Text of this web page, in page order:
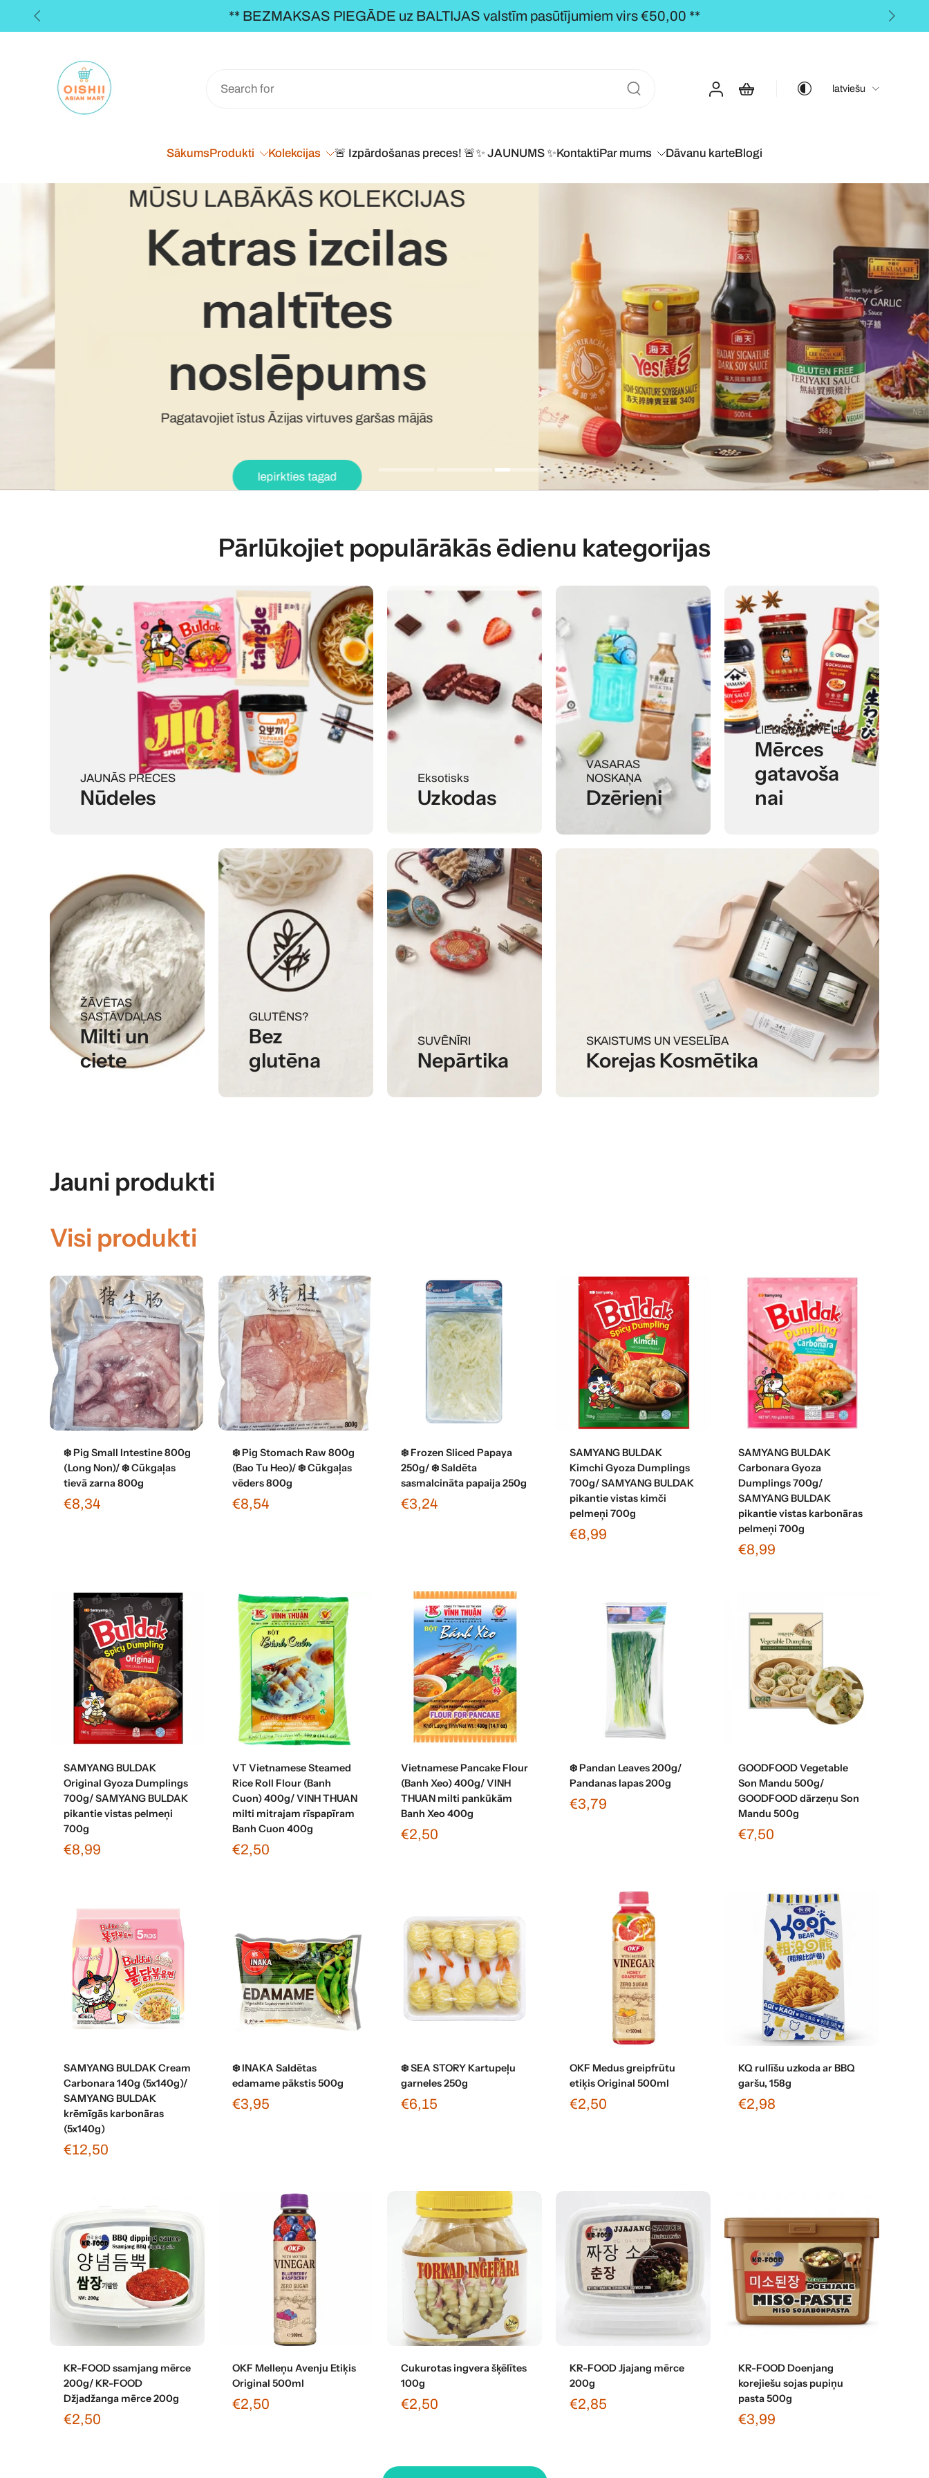
Pāriet
uz
** BEZMAKSAS PIEGĀDE uz BALTIJAS valstīm pasūtījumiem virs €50,00 **
latviešu
SākumsProdukti Kolekcijas 🚨 Izpārdošanas preces! 🚨✨ JAUNUMS ✨KontaktiPar mums Dāvanu karteBlogi
Iepērcieties saviem mīļākajiem
MŪSU LABĀKĀS KOLEKCIJAS
Katras izcilas
maltītes
noslēpums
Pagatavojiet īstus Āzijas virtuves garšas mājās
Iepirkties tagad
Pārlūkojiet populārākās ēdienu kategorijas
JAUNĀS PRECES
Nūdeles
Eksotisks
Uzkodas
VASARAS
NOSKAŅA
Dzērieni
LIELISKA IZVĒLE
Mērces
gatavoša
nai
ŽĀVĒTAS
SASTĀVDAĻAS
Milti un
ciete
GLUTĒNS?
Bez
glutēna
SUVĒNĪRI
Nepārtika
SKAISTUMS UN VESELĪBA
Korejas Kosmētika
Jauni produkti
Visi produkti
❄️ Pig Small Intestine 800g
(Long Non)/ ❄️ Cūkgaļas
tievā zarna 800g
€8,34
❄️ Pig Stomach Raw 800g
(Bao Tu Heo)/ ❄️ Cūkgaļas
vēders 800g
€8,54
❄️ Frozen Sliced Papaya
250g/ ❄️ Saldēta
sasmalcināta papaija 250g
€3,24
SAMYANG BULDAK
Kimchi Gyoza Dumplings
700g/ SAMYANG BULDAK
pikantie vistas kimči
pelmeņi 700g
€8,99
SAMYANG BULDAK
Carbonara Gyoza
Dumplings 700g/
SAMYANG BULDAK
pikantie vistas karbonāras
pelmeņi 700g
€8,99
SAMYANG BULDAK
Original Gyoza Dumplings
700g/ SAMYANG BULDAK
pikantie vistas pelmeņi
700g
€8,99
VT Vietnamese Steamed
Rice Roll Flour (Banh
Cuon) 400g/ VINH THUAN
milti mitrajam rīspapīram
Banh Cuon 400g
€2,50
Vietnamese Pancake Flour
(Banh Xeo) 400g/ VINH
THUAN milti pankūkām
Banh Xeo 400g
€2,50
❄️ Pandan Leaves 200g/
Pandanas lapas 200g
€3,79
GOODFOOD Vegetable
Son Mandu 500g/
GOODFOOD dārzeņu Son
Mandu 500g
€7,50
SAMYANG BULDAK Cream
Carbonara 140g (5x140g)/
SAMYANG BULDAK
krēmīgās karbonāras
(5x140g)
€12,50
❄️ INAKA Saldētas
edamame pākstis 500g
€3,95
❄️ SEA STORY Kartupeļu
garneles 250g
€6,15
OKF Medus greipfrūtu
etiķis Original 500ml
€2,50
KQ rullīšu uzkoda ar BBQ
garšu, 158g
€2,98
KR-FOOD ssamjang mērce
200g/ KR-FOOD
Džjadžanga mērce 200g
€2,50
OKF Melleņu Avenju Etiķis
Original 500ml
€2,50
Cukurotas ingvera šķēlītes
100g
€2,50
KR-FOOD Jjajang mērce
200g
€2,85
KR-FOOD Doenjang
korejiešu sojas pupiņu
pasta 500g
€3,99